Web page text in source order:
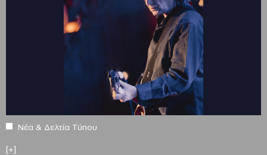
Νέα & Δελτία Τύπου
[+]